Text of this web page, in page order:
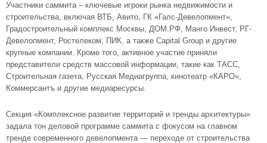
Участники саммита – ключевые игроки рынка недвижимости и
строительства, включая ВТБ, Авито, ГК «Галс-Девелопмент»,
Градостроительный комплекс Москвы, ДОМ.РФ, Манго Инвест, РГ-
Девелопмент, Ростелеком, ПИК, а также Capital Group и другие
крупные компании. Кроме того, активное участие приняли
представители средств массовой информации, такие как ТАСС,
Строительная газета, Русская Медиагруппа, кинотеатр «КАРО»,
Коммерсантъ и другие медиаресурсы.
Секция «Комплексное развитие территорий и тренды архитектуры»
задала тон деловой программе саммита с фокусом на главном
тренде современного девелопмента — переходе от строительства